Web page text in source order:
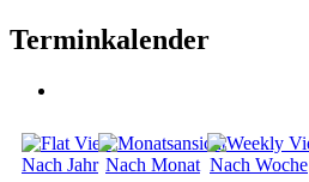
Terminkalender
Nach Jahr Nach Monat Nach Woche